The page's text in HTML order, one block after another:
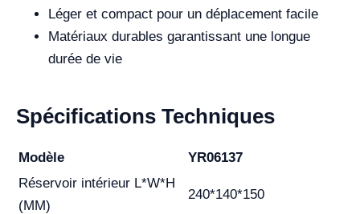
Léger et compact pour un déplacement facile
Matériaux durables garantissant une longue
durée de vie
Spécifications Techniques
Modèle
YR06137
Réservoir intérieur L*W*H
(MM)
240*140*150